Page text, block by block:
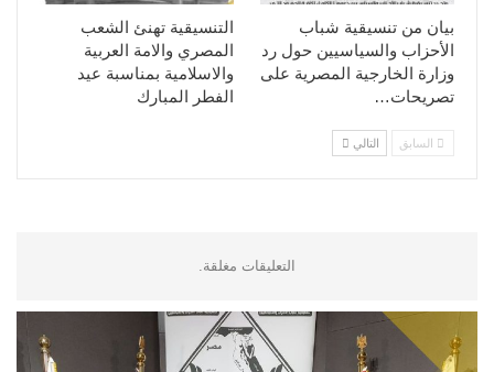
التنسيقية تهنئ الشعب
المصري والامة العربية
والاسلامية بمناسبة عيد
الفطر المبارك
بيان من تنسيقية شباب
الأحزاب والسياسيين حول رد
وزارة الخارجية المصرية على
تصريحات…
السابق التالي
التعليقات مغلقة.